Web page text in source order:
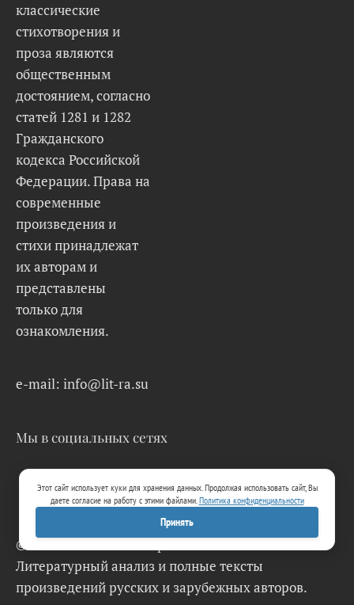
классические
стихотворения и
проза являются
общественным
достоянием, согласно
статей 1281 и 1282
Гражданского
кодекса Российской
Федерации. Права на
современные
произведения и
стихи принадлежат
их авторам и
представлены
только для
ознакомления.
e-mail: info@lit-ra.su
Мы в социальных сетях
© 2026 Lit-Ra.su. Электронная библиотека.
Литературный анализ и полные тексты
произведений русских и зарубежных авторов.
Этот сайт использует куки для хранения данных. Продолжая использовать сайт, Вы
даете согласие на работу с этими файлами.Политика конфиденциальности
Принять